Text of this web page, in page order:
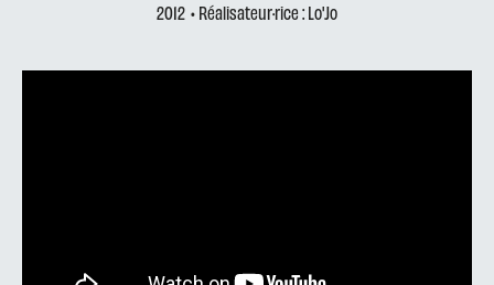
2012 • Réalisateur·rice : Lo'Jo